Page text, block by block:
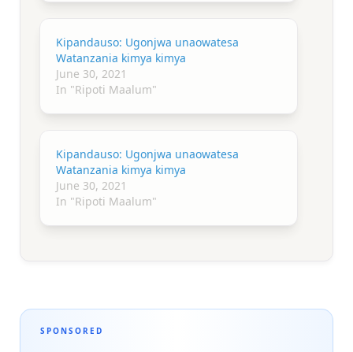
Kipandauso: Ugonjwa unaowatesa
Watanzania kimya kimya
June 30, 2021
In "Ripoti Maalum"
Kipandauso: Ugonjwa unaowatesa
Watanzania kimya kimya
June 30, 2021
In "Ripoti Maalum"
SPONSORED